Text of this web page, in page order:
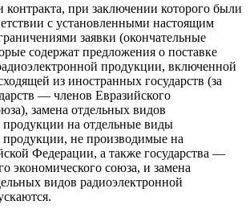
при заключении которого были
с установленными настоящим
заявки (окончательные
содержат предложения о поставке
продукции, включенной
из иностранных государств (за
— членов Евразийского
замена отдельных видов
продукции на отдельные виды
продукции, не производимые на
Федерации, а также государства —
экономического союза, и замена
видов радиоэлектронной